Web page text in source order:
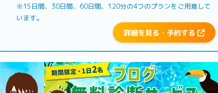
※15日間、30日間、60日間、120分の4つのプランをご用意して
います。
詳細を見る・予約する